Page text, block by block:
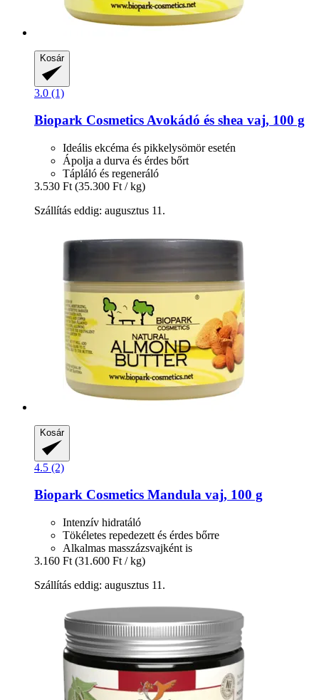
Kosár
3.0 (1)
Biopark CosmeticsAvokádó és shea vaj, 100 g
Ideális ekcéma és pikkelysömör esetén
Ápolja a durva és érdes bőrt
Tápláló és regeneráló
3.530 Ft (35.300 Ft / kg)
Szállítás eddig: augusztus 11.
Kosár
4.5 (2)
Biopark Cosmetics Mandula vaj, 100 g
Intenzív hidratáló
Tökéletes repedezett és érdes bőrre
Alkalmas masszázsvajként is
3.160 Ft (31.600 Ft / kg)
Szállítás eddig: augusztus 11.